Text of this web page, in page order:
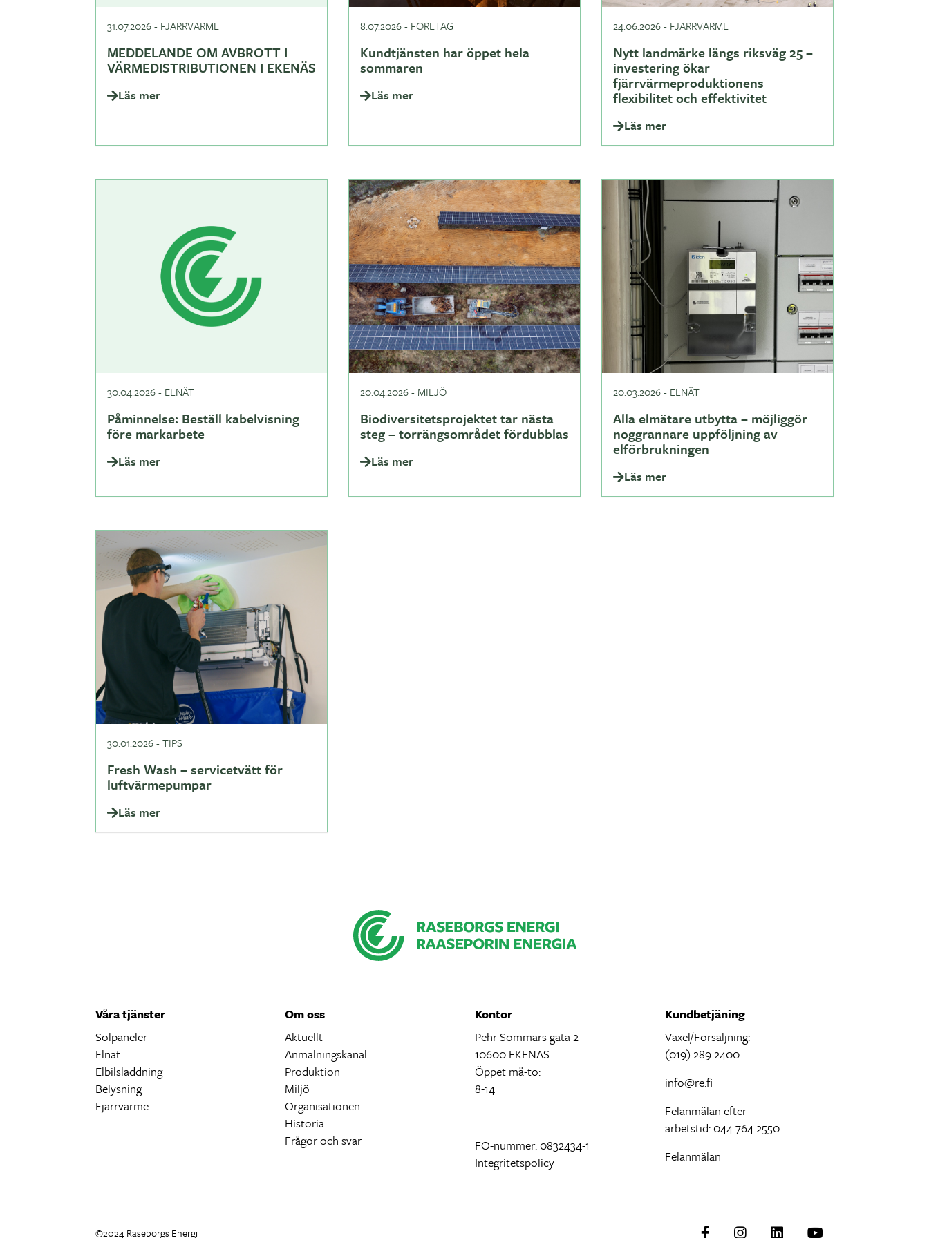
31.07.2026- FJÄRRVÄRME
MEDDELANDE OM AVBROTT I
VÄRMEDISTRIBUTIONEN I EKENÄS
Läs mer
8.07.2026- FÖRETAG
Kundtjänsten har öppet hela
sommaren
Läs mer
24.06.2026- FJÄRRVÄRME
Nytt landmärke längs riksväg 25 –
investering ökar
fjärrvärmeproduktionens
flexibilitet och effektivitet
Läs mer
30.04.2026- ELNÄT
Påminnelse: Beställ kabelvisning
före markarbete
Läs mer
20.04.2026- MILJÖ
Biodiversitetsprojektet tar nästa
steg – torrängsområdet fördubblas
Läs mer
20.03.2026- ELNÄT
Alla elmätare utbytta – möjliggör
noggrannare uppföljning av
elförbrukningen
Läs mer
30.01.2026-TIPS
Fresh Wash – servicetvätt för
luftvärmepumpar
Läs mer
Våra tjänster
Solpaneler
Elnät
Elbilsladdning
Belysning
Fjärrvärme
Om oss
Aktuellt
Anmälningskanal
Produktion
Miljö
Organisationen
Historia
Frågor och svar
Kontor
Pehr Sommars gata 2
10600 EKENÄS
Öppet må-to:
8-14
FO-nummer: 0832434-1
Integritetspolicy
Kundbetjäning
Växel/Försäljning:
(019) 289 2400
info@re.fi
Felanmälan efter
arbetstid: 044 764 2550
Felanmälan
©2024 Raseborgs Energi